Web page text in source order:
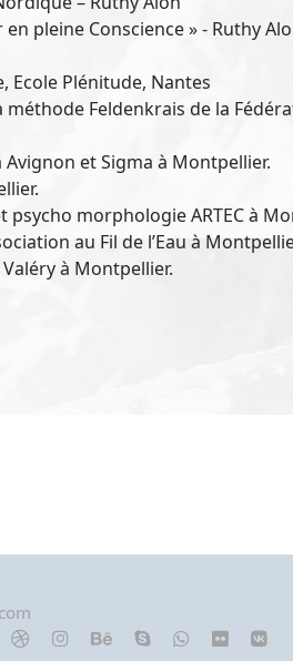
pleine Conscience » - Ruthy
Ecole Plénitude, Nantes
Feldenkrais de la
et Sigma à Montpellier.
morphologie ARTEC à
au Fil de l’Eau à
à Montpellier.